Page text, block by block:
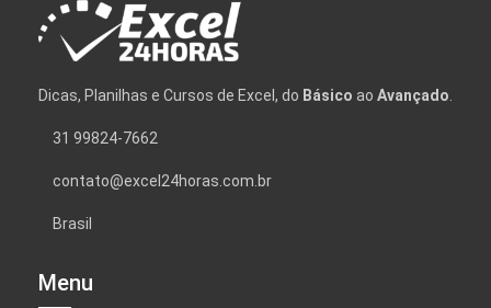
Dicas, Planilhas e Cursos de Excel, do Básico ao Avançado
31 99824-7662
contato@excel24horas.com.br
Brasil
Menu